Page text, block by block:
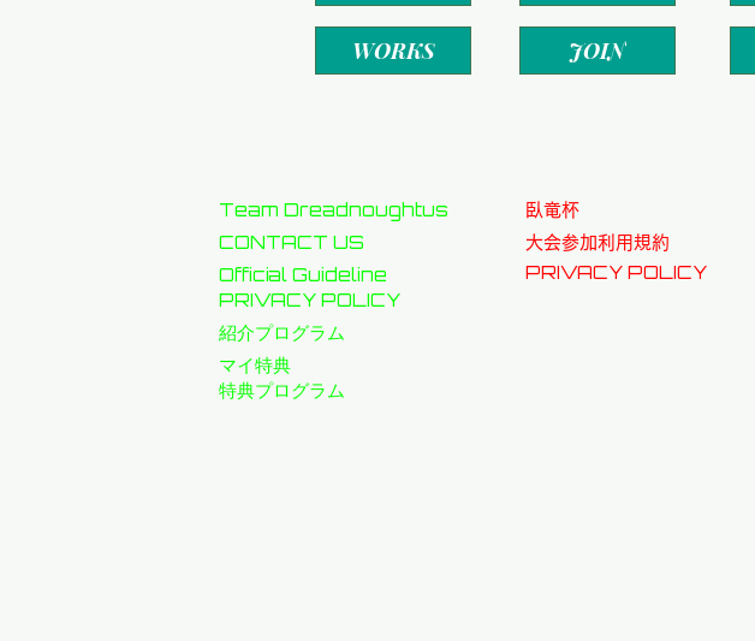
WORKS JOIN
Team Dreadnoughtus ​臥竜杯
CONTACT US
大会参加利用規約
Official Guideline
PRIVACY POLICY
PRIVACY POLICY
​紹介プログラム
マイ特典
特典プログラム